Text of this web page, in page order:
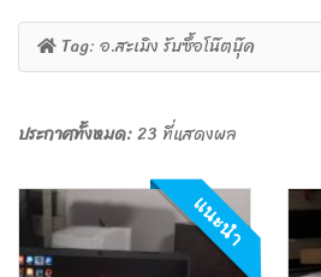
Tag: อ.สะเมิง รับซื้อโน๊ตบุ๊ค
ประกาศทั้งหมด:23 ที่แสดงผล
แนะนำ